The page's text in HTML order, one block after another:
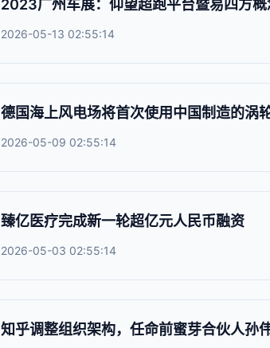
2023广州车展：仰望超跑平台暨易四方
2026-05-13 02:55:14
德国海上风电场将首次使用中国制造的涡
2026-05-09 02:55:14
臻亿医疗完成新一轮超亿元人民币融资
2026-05-03 02:55:14
知乎调整组织架构，任命前蜜芽合伙人孙